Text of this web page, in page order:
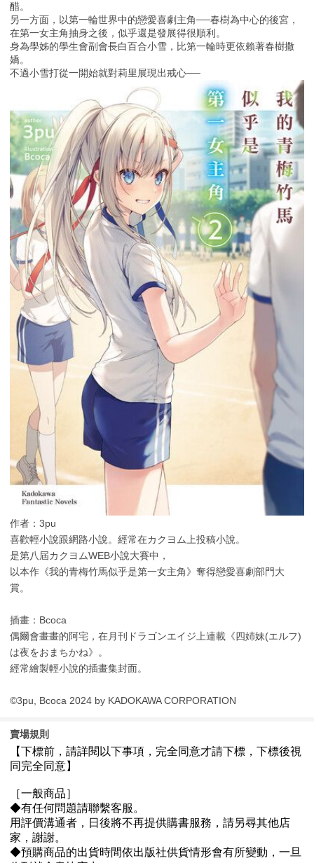
醋。
另一方面，以第一輪世界中的戀愛喜劇主角──春樹為中心的後宮，
在第一女主角抽身之後，似乎還是發展得很順利。
身為學姊的學生會副會長白百合小雪，比第一輪時更依賴著春樹撒
嬌。
不過小雪打從一開始就對莉里展現出戒心──
作者：3pu
喜歡輕小說跟網路小說。經常在カクヨム上投稿小說。
是第八屆カクヨムWEB小說大賽中，
以本作《我的青梅竹馬似乎是第一女主角》奪得戀愛喜劇部門大
賞。
插畫：Bcoca
偶爾會畫畫的阿宅，在月刊ドラゴンエイジ上連載《四姉妹(エルフ)
は夜をおまちかね》。
經常繪製輕小說的插畫集封面。
©3pu, Bcoca 2024 by KADOKAWA CORPORATION
賣場規則